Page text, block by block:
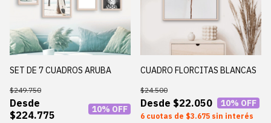
SET DE 7 CUADROS ARUBA
$224.775
$249.750
10% OFF
CUADRO FLORCITAS BLANCAS
$22.050
$24.500
10% OFF
6 $3.675 sin interés